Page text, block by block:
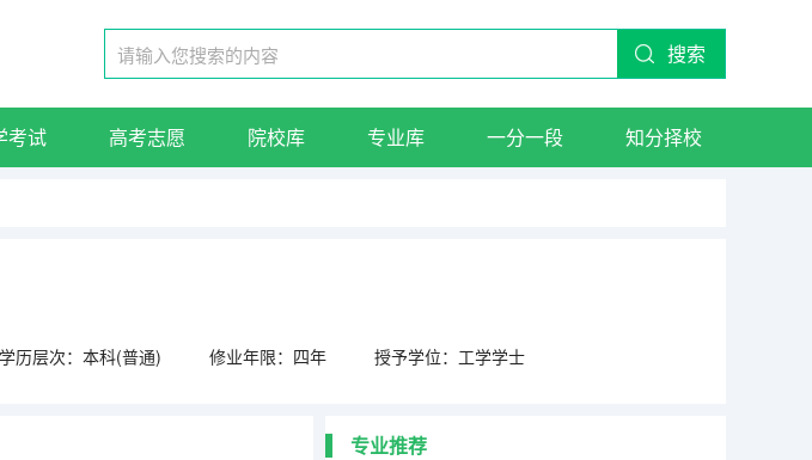
搜索
考试 高考志愿 院校库 专业库 一分一段 知分择校
学历层次：本科(普通) 修业年限：四年 授予学位：工学学士
专业推荐